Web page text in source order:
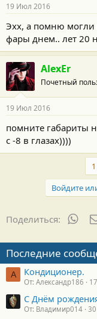
19 Июл 2016
Эхх, а помню
фары днем.. лет 20
AlexEr
Почетный
19 Июл 2016
помните габариты
с -8 в глазах))))
Войдите
Поделиться:
Последние
А Кондиционер.
От: Александр186
С Днём
От: Владимир014